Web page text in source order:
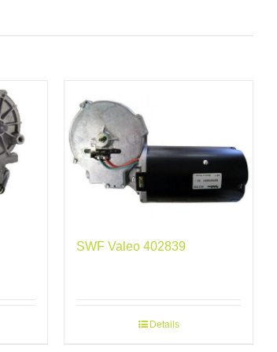
SWF Valeo 402839
Details